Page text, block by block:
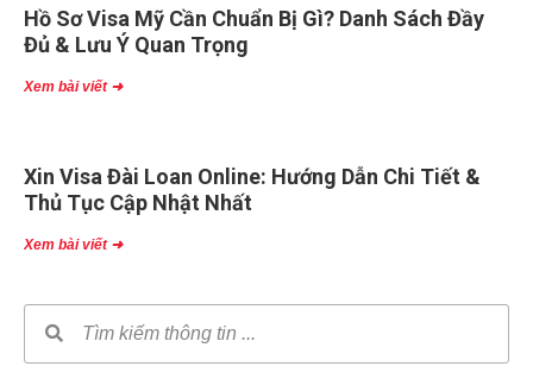
Hồ Sơ Visa Mỹ Cần Chuẩn Bị Gì? Danh Sách Đầy
Đủ & Lưu Ý Quan Trọng
Xem bài viết ➜
Xin Visa Đài Loan Online: Hướng Dẫn Chi Tiết &
Thủ Tục Cập Nhật Nhất
Xem bài viết ➜